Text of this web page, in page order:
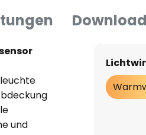
und